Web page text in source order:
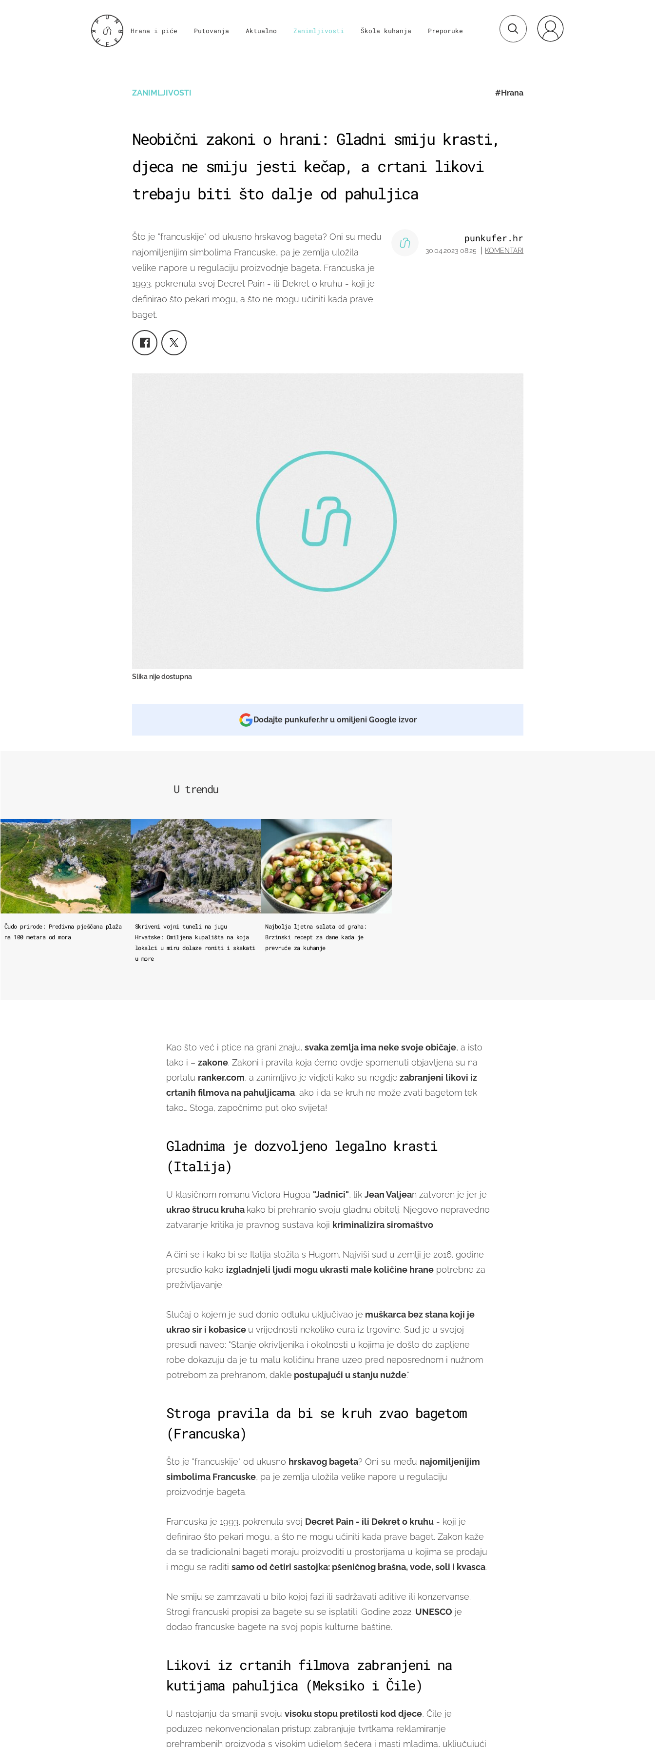
Hrana i piće Putovanja Aktualno Zanimljivosti Škola kuhanja Preporuke
ZANIMLJIVOSTI #Hrana
Neobični zakoni o hrani: Gladni smiju krasti,
djeca ne smiju jesti kečap, a crtani likovi
trebaju biti što dalje od pahuljica
Što je "francuskije" od ukusno hrskavog bageta? Oni su među
najomiljenijim simbolima Francuske, pa je zemlja uložila
velike napore u regulaciju proizvodnje bageta. Francuska je
1993. pokrenula svoj Decret Pain - ili Dekret o kruhu - koji je
definirao što pekari mogu, a što ne mogu učiniti kada prave
baget.
punkufer.hr
30.04.2023 08:25 KOMENTARI
Slika nije dostupna
Dodajte punkufer.hr u omiljeni Google izvor
U trendu
Čudo prirode: Predivna pješčana plaža
na 100 metara od mora
Skriveni vojni tuneli na jugu
Hrvatske: Omiljena kupališta na koja
lokalci u miru dolaze roniti i skakati
u more
Najbolja ljetna salata od graha:
Brzinski recept za dane kada je
prevruće za kuhanje
Kao što već i ptice na grani znaju, svaka zemlja ima neke svoje običaje, a isto
tako i – zakone. Zakoni i pravila koja ćemo ovdje spomenuti objavljena su na
portalu ranker.com, a zanimljivo je vidjeti kako su negdje zabranjeni likovi iz
crtanih filmova na pahuljicama, ako i da se kruh ne može zvati bagetom tek
tako… Stoga, započnimo put oko svijeta!
Gladnima je dozvoljeno legalno krasti
(Italija)
U klasičnom romanu Victora Hugoa "Jadnici", lik Jean Valjean zatvoren je jer je
ukrao štrucu kruha kako bi prehranio svoju gladnu obitelj. Njegovo nepravedno
zatvaranje kritika je pravnog sustava koji kriminalizira siromaštvo.
A čini se i kako bi se Italija složila s Hugom. Najviši sud u zemlji je 2016. godine
presudio kako izgladnjeli ljudi mogu ukrasti male količine hranepotrebne za
preživljavanje.
Slučaj o kojem je sud donio odluku uključivao je muškarca bez stana koji je
ukrao sir i kobasice u vrijednosti nekoliko eura iz trgovine. Sud je u svojoj
presudi naveo: "Stanje okrivljenika i okolnosti u kojima je došlo do zapljene
robe dokazuju da je tu malu količinu hrane uzeo pred neposrednom i nužnom
potrebom za prehranom, dakle postupajući u stanju nužde."
Stroga pravila da bi se kruh zvao bagetom
(Francuska)
Što je "francuskije" od ukusno hrskavog bageta? Oni su među najomiljenijim
simbolima Francuske, pa je zemlja uložila velike napore u regulaciju
proizvodnje bageta.
Francuska je 1993. pokrenula svoj Decret Pain - ili Dekret o kruhu- koji je
definirao što pekari mogu, a što ne mogu učiniti kada prave baget. Zakon kaže
da se tradicionalni bageti moraju proizvoditi u prostorijama u kojima se prodaju
i mogu se raditi samo od četiri sastojka: pšeničnog brašna, vode, soli i kvasca.
Ne smiju se zamrzavati u bilo kojoj fazi ili sadržavati aditive ili konzervanse.
Strogi francuski propisi za bagete su se isplatili. Godine 2022. UNESCO je
dodao francuske bagete na svoj popis kulturne baštine.
Likovi iz crtanih filmova zabranjeni na
kutijama pahuljica (Meksiko i Čile)
U nastojanju da smanji svoju visoku stopu pretilosti kod djece, Čile je
poduzeo nekonvencionalan pristup: zabranjuje tvrtkama reklamiranje
prehrambenih proizvoda s visokim udjelom šećera i masti mladima, uključujući